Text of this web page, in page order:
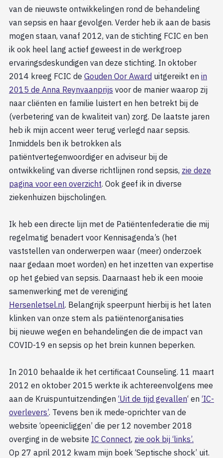
van de nieuwste ontwikkelingen rond de behandeling
van sepsis en haar gevolgen. Verder heb ik aan de basis
mogen staan, vanaf 2012, van de stichting FCIC en ben
ik ook heel lang actief geweest in de werkgroep
ervaringsdeskundigen van deze stichting. In oktober
2014 kreeg FCIC de Gouden Oor Award uitgereikt en in
2015 de Anna Reynvaanprijs voor de manier waarop zij
naar cliënten en familie luistert en hen betrekt bij de
(verbetering van de kwaliteit van) zorg. De laatste jaren
heb ik mijn accent weer terug verlegd naar sepsis.
Inmiddels ben ik betrokken als
patiëntvertegenwoordiger en adviseur bij de
ontwikkeling van diverse richtlijnen rond sepsis, zie deze
pagina voor een overzicht. Ook geef ik in diverse
ziekenhuizen bijscholingen.
Ik heb een directe lijn met de Patiëntenfederatie die mij
regelmatig benadert voor Kennisagenda’s (het
vaststellen van onderwerpen waar (meer) onderzoek
naar gedaan moet worden) en het inzetten van expertise
op het gebied van sepsis. Daarnaast heb ik een mooie
samenwerking met de vereniging
Hersenletsel.nl. Belangrijk speerpunt hierbij is het laten
klinken van onze stem als patiëntenorganisaties
bij nieuwe wegen en behandelingen die de impact van
COVID-19 en sepsis op het brein kunnen beperken.
In 2010 behaalde ik het certificaat Counseling. 11 maart
2012 en oktober 2015 werkte ik achtereenvolgens mee
aan de Kruispuntuitzendingen ‘Uit de tijd gevallen‘ en ‘IC-
overlevers’. Tevens ben ik mede-oprichter van de
website ‘opeenicliggen’ die per 12 november 2018
overging in de website IC Connect, zie ook bij ‘links’.
Op 27 april 2012 kwam mijn boek ‘Septische shock’ uit.